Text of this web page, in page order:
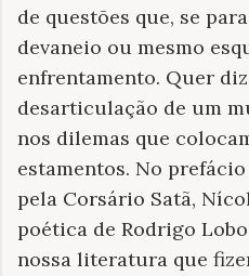
de questões que, se
devaneio ou mesmo
enfrentamento. Quer
desarticulação de um
nos dilemas que
estamentos. No
pela Corsário Satã,
poética de Rodrigo
nossa literatura que